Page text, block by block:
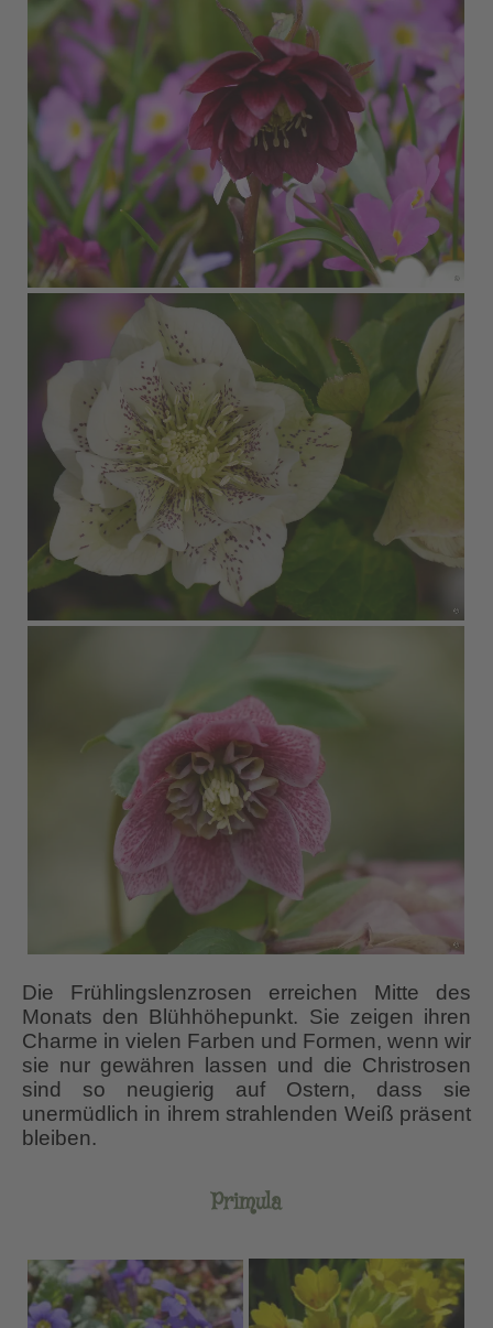
Die Frühlingslenzrosen erreichen Mitte des
Monats den Blühhöhepunkt. Sie zeigen ihren
Charme in vielen Farben und Formen, wenn wir
sie nur gewähren lassen und die Christrosen
sind so neugierig auf Ostern, dass sie
unermüdlich in ihrem strahlenden Weiß präsent
bleiben.
Primula